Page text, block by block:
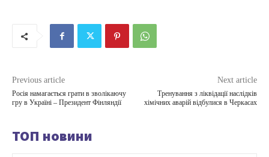
Previous article
Росія намагається грати в зволікаючу
гру в Україні – Президент Фінляндії
Next article
Тренування з ліквідації наслідків
хімічних аварій відбулися в Черкасах
ТОП новини